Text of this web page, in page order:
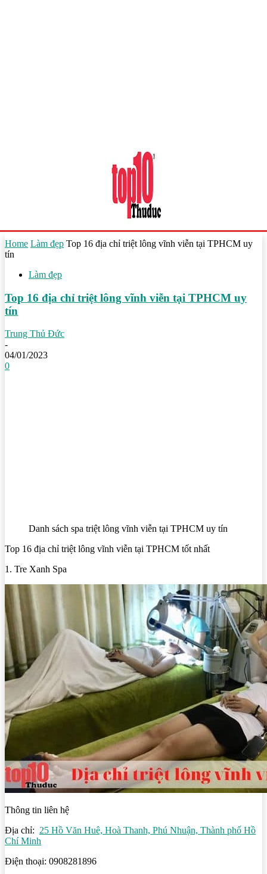
Home Làm đẹp Top 16 địa chỉ triệt lông vĩnh viễn tại TPHCM uy
tín
Làm đẹp
Top 16 địa chỉ triệt lông vĩnh viễn tại TPHCM uy
tín
Trung Thủ Đức
-
04/01/2023
0
Danh sách spa triệt lông vĩnh viễn tại TPHCM uy tín
Top 16 địa chỉ triệt lông vĩnh viễn tại TPHCM tốt nhất
1. Tre Xanh Spa
Thông tin liên hệ
Địa chỉ: 25 Hồ Văn Huê, Hoà Thanh, Phú Nhuận, Thành phố Hồ
Chí Minh
Điện thoại: 0908281896